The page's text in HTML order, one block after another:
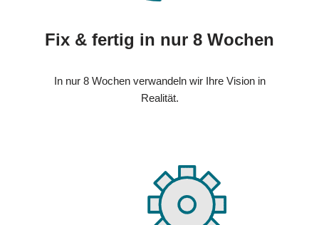
Fix & fertig in nur 8 Wochen
In nur 8 Wochen verwandeln wir Ihre Vision in
Realität.